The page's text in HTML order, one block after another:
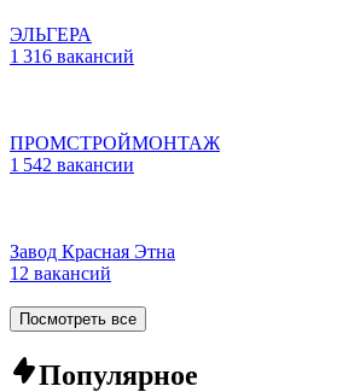
ЭЛЬГЕРА
1 316 вакансий
ПРОМСТРОЙМОНТАЖ
1 542 вакансии
Завод Красная Этна
12 вакансий
Посмотреть все
Популярное